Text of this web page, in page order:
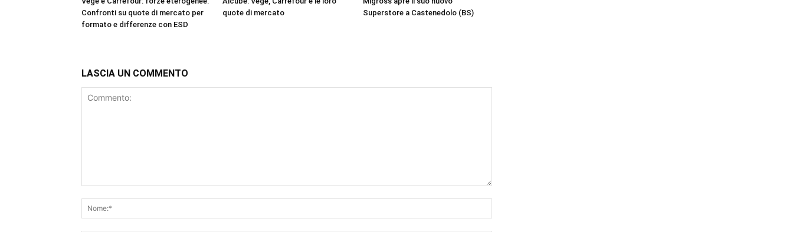
Confronti su quote di mercato per
formato e differenze con ESD
quote di mercato
Superstore a Castenedolo (BS)
LASCIA UN COMMENTO